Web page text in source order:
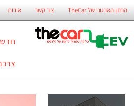
החזון הארגוני של TheCar צור קשר אודות